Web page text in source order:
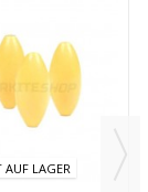
AUF LAGER